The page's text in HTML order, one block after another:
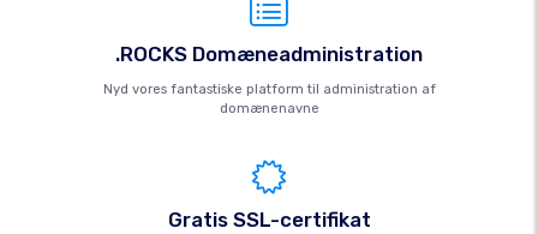
.ROCKS Domæneadministration
Nyd vores fantastiske platform til administration af
domænenavne
Gratis SSL-certifikat